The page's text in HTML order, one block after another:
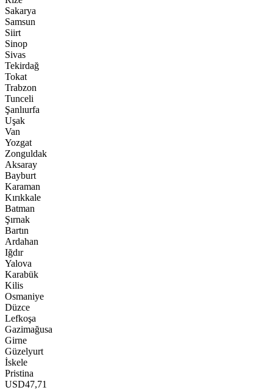
Sakarya
Samsun
Siirt
Sinop
Sivas
Tekirdağ
Tokat
Trabzon
Tunceli
Şanlıurfa
Uşak
Van
Yozgat
Zonguldak
Aksaray
Bayburt
Karaman
Kırıkkale
Batman
Şırnak
Bartın
Ardahan
Iğdır
Yalova
Karabük
Kilis
Osmaniye
Düzce
Lefkoşa
Gazimağusa
Girne
Güzelyurt
İskele
Pristina
USD47,71